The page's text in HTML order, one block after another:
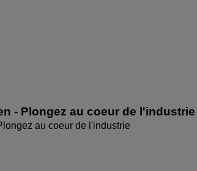
- Plongez au coeur de l'industrie
au coeur de l'industrie